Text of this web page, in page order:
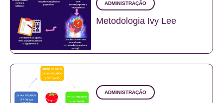
ADMINISTRAÇÃO
Metodologia Ivy Lee
ADMINISTRAÇÃO